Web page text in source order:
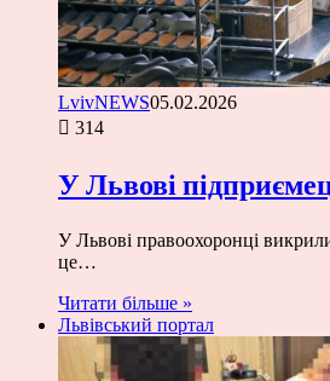
LvivNEWS05.02.2026
314
У Львові
У Львові правоохоронці
це…
Читати більше »
Львівський портал